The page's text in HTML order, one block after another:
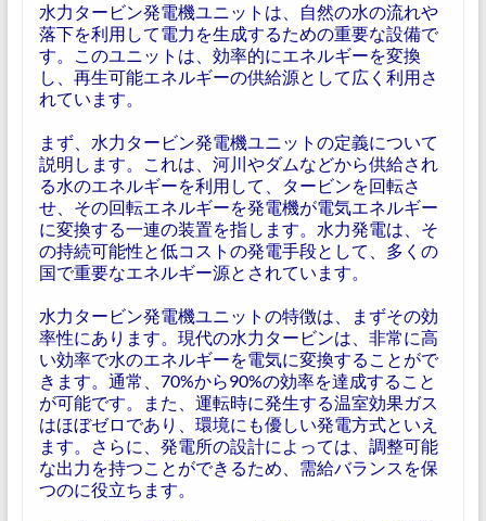
水力タービン発電機ユニットは、自然の水の流れや
落下を利用して電力を生成するための重要な設備で
す。このユニットは、効率的にエネルギーを変換
し、再生可能エネルギーの供給源として広く利用さ
れています。
まず、水力タービン発電機ユニットの定義について
説明します。これは、河川やダムなどから供給され
る水のエネルギーを利用して、タービンを回転さ
せ、その回転エネルギーを発電機が電気エネルギー
に変換する一連の装置を指します。水力発電は、そ
の持続可能性と低コストの発電手段として、多くの
国で重要なエネルギー源とされています。
水力タービン発電機ユニットの特徴は、まずその効
率性にあります。現代の水力タービンは、非常に高
い効率で水のエネルギーを電気に変換することがで
きます。通常、70%から90%の効率を達成すること
が可能です。また、運転時に発生する温室効果ガス
はほぼゼロであり、環境にも優しい発電方式といえ
ます。さらに、発電所の設計によっては、調整可能
な出力を持つことができるため、需給バランスを保
つのに役立ちます。